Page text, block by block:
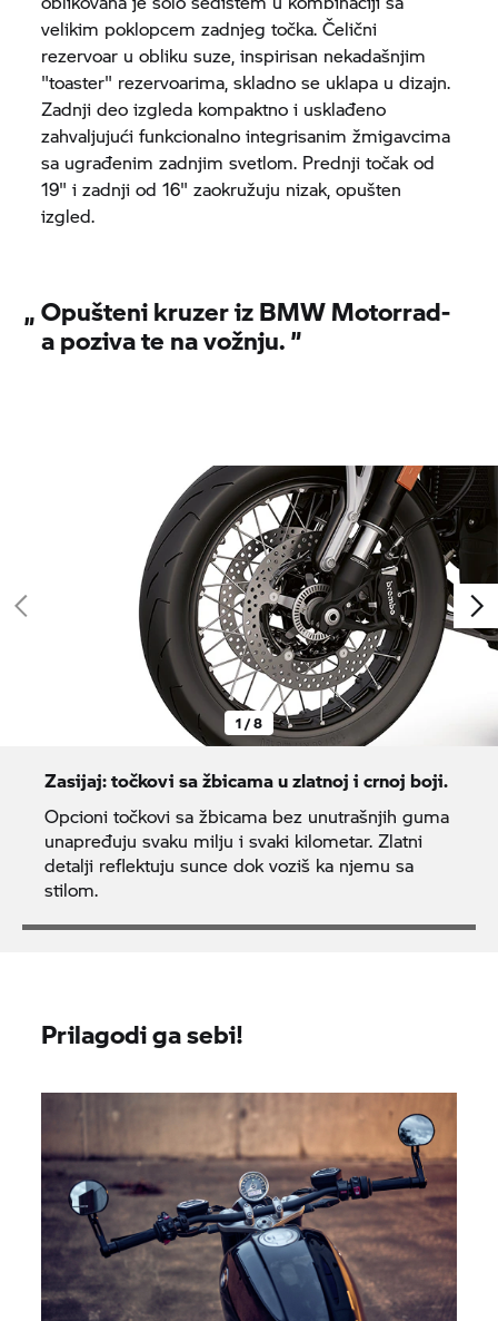
velikim poklopcem zadnjeg točka. Čelični
rezervoar u obliku suze, inspirisan nekadašnjim
"toaster" rezervoarima, skladno se uklapa u dizajn.
Zadnji deo izgleda kompaktno i usklađeno
zahvaljujući funkcionalno integrisanim žmigavcima
sa ugrađenim zadnjim svetlom. Prednji točak od
19" i zadnji od 16" zaokružuju nizak, opušten
izgled.
„Opušteni kruzer izBMW Motorrad-
a poziva te na vožnju.”
1 / 8
Zasijaj: točkovi sa žbicama u zlatnoj i crnoj boji.
Opcioni točkovi sa žbicama bez unutrašnjih guma
unapređuju svaku milju i svaki kilometar. Zlatni
detalji reflektuju sunce dok voziš ka njemu sa
stilom.
Prilagodi ga sebi!